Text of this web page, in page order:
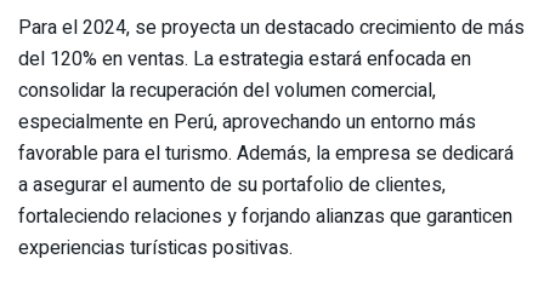
Para el 2024, se proyecta un destacado crecimiento de más
del 120% en ventas. La estrategia estará enfocada en
consolidar la recuperación del volumen comercial,
especialmente en Perú, aprovechando un entorno más
favorable para el turismo. Además, la empresa se dedicará
a asegurar el aumento de su portafolio de clientes,
fortaleciendo relaciones y forjando alianzas que garanticen
experiencias turísticas positivas.